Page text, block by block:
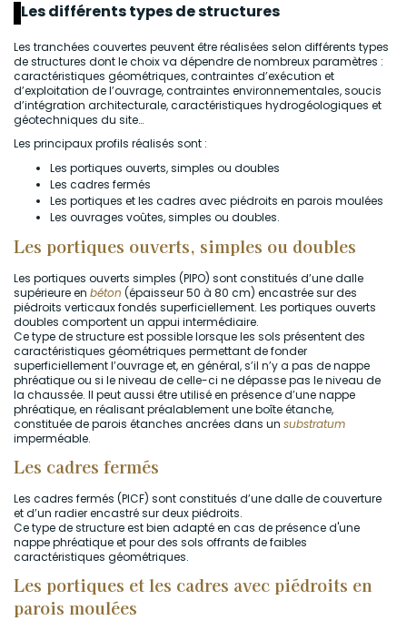
Les différents types de structures
Les tranchées couvertes peuvent être réalisées selon différents types
de structures dont le choix va dépendre de nombreux paramètres :
caractéristiques géométriques, contraintes d’exécution et
d’exploitation de l’ouvrage, contraintes environnementales, soucis
d’intégration architecturale, caractéristiques hydrogéologiques et
géotechniques du site…
Les principaux profils réalisés sont :
Les portiques ouverts, simples ou doubles
Les cadres fermés
Les portiques et les cadres avec piédroits en parois moulées
Les ouvrages voûtes, simples ou doubles.
Les portiques ouverts, simples ou doubles
Les portiques ouverts simples (PIPO) sont constitués d’une dalle
supérieure en béton (épaisseur 50 à 80 cm) encastrée sur des
piédroits verticaux fondés superficiellement. Les portiques ouverts
doubles comportent un appui intermédiaire.
Ce type de structure est possible lorsque les sols présentent des
caractéristiques géométriques permettant de fonder
superficiellement l’ouvrage et, en général, s’il n’y a pas de nappe
phréatique ou si le niveau de celle-ci ne dépasse pas le niveau de
la chaussée. Il peut aussi être utilisé en présence d’une nappe
phréatique, en réalisant préalablement une boîte étanche,
constituée de parois étanches ancrées dans un substratum
imperméable.
Les cadres fermés
Les cadres fermés (PICF) sont constitués d’une dalle de couverture
et d’un radier encastré sur deux piédroits.
Ce type de structure est bien adapté en cas de présence d'une
nappe phréatique et pour des sols offrants de faibles
caractéristiques géométriques.
Les portiques et les cadres avec piédroits en
parois moulées